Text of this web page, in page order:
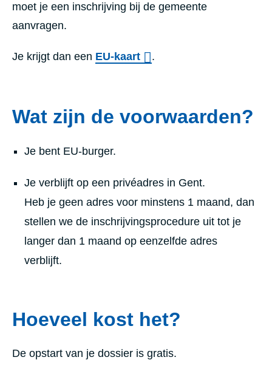
moet je een inschrijving bij de gemeente
aanvragen.
Je krijgt dan een EU-kaart .
Wat zijn de voorwaarden?
Je bent EU-burger.
Je verblijft op een privéadres in Gent.
Heb je geen adres voor minstens 1 maand, dan
stellen we de inschrijvingsprocedure uit tot je
langer dan 1 maand op eenzelfde adres
verblijft.
Hoeveel kost het?
De opstart van je dossier is gratis.